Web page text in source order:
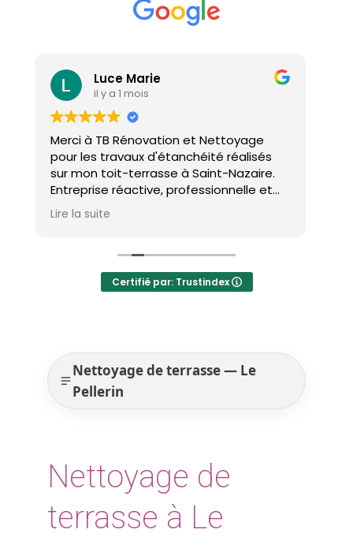
Luce Marie
il y a 1 mois
Merci à TB Rénovation et Nettoyage
pour les travaux d'étanchéité réalisés
sur mon toit-terrasse à Saint-Nazaire.
Entreprise réactive, professionnelle et
agréable. Le travail a été réalisé avec
soin et dans les délais. Je recommande
Lire la suite
Certifié par: Trustindex
Nettoyage de terrasse — Le
Pellerin
Nettoyage de
terrasse à Le